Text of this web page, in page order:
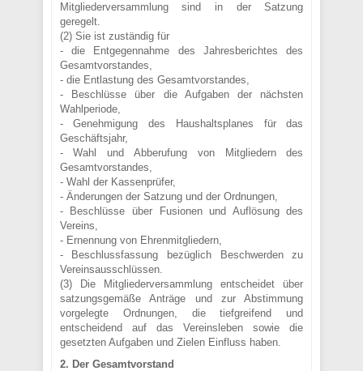
Mitgliederversammlung sind in der Satzung
geregelt.
(2) Sie ist zuständig für
- die Entgegennahme des Jahresberichtes des
Gesamtvorstandes,
- die Entlastung des Gesamtvorstandes,
- Beschlüsse über die Aufgaben der nächsten
Wahlperiode,
- Genehmigung des Haushaltsplanes für das
Geschäftsjahr,
- Wahl und Abberufung von Mitgliedern des
Gesamtvorstandes,
- Wahl der Kassenprüfer,
- Änderungen der Satzung und der Ordnungen,
- Beschlüsse über Fusionen und Auflösung des
Vereins,
- Ernennung von Ehrenmitgliedern,
- Beschlussfassung bezüglich Beschwerden zu
Vereinsausschlüssen.
(3) Die Mitgliederversammlung entscheidet über
satzungsgemäße Anträge und zur Abstimmung
vorgelegte Ordnungen, die tiefgreifend und
entscheidend auf das Vereinsleben sowie die
gesetzten Aufgaben und Zielen Einfluss haben.
2. Der Gesamtvorstand